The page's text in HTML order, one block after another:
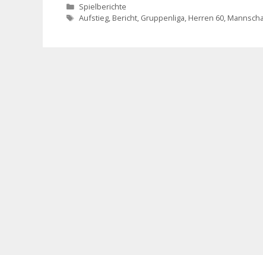
Kategorien
Spielberichte
Schlagwörter
Aufstieg, Bericht, Gruppenliga, Herren 60,